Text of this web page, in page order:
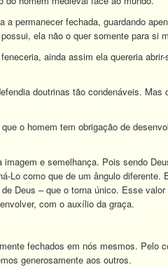
permanecer fechada, guardando
ela não o quer somente para si
ainda assim ela quereria abrir-
doutrinas tão condenáveis. Mas
o homem tem obrigação de
e semelhança. Pois sendo
Lo como que de um ângulo diferente.
Deus – que o torna único. Esse
com o auxílio da graça.
fechados em nós mesmos. Pelo
generosamente aos outros.